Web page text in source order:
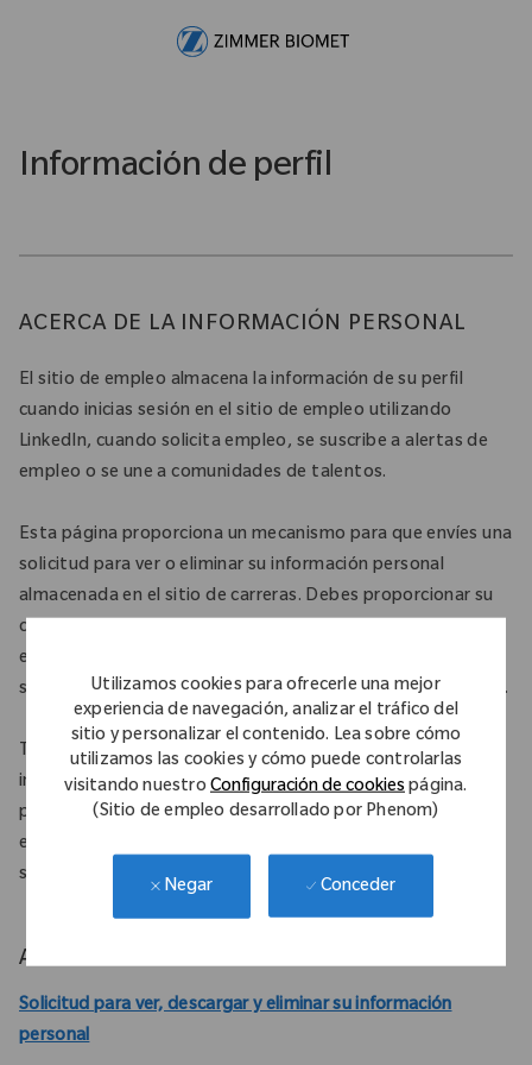
Utilizamos cookies para ofrecerle una mejor
experiencia de navegación, analizar el tráfico del
sitio y personalizar el contenido. Lea sobre cómo
utilizamos las cookies y cómo puede controlarlas
visitando nuestro Configuración de cookies página.
(Sitio de empleo desarrollado por Phenom)
Negar Conceder
Información de perfil
ACERCA DE LA INFORMACIÓN PERSONAL
El sitio de empleo almacena la información de su perfil
cuando inicias sesión en el sitio de empleo utilizando
LinkedIn, cuando solicita empleo, se suscribe a alertas de
empleo o se une a comunidades de talentos.
Esta página proporciona un mecanismo para que envíes una
solicitud para ver o eliminar su información personal
almacenada en el sitio de carreras. Debes proporcionar su
correo electrónico y completar la verificación del correo
electrónico para enviar esta solicitud. Cualquier solicitud
será revisada y respondida dentro de los 30 días siguientes.
Tenga en cuenta que solicitar una eliminación de
información personal eliminará toda la información de su
perfil del sitio de carreras, incluidas las solicitudes de
empleo activas. Esto también eliminará cualquier
suscripción que hayas realizado en el sitio de carreras.
Administrar Información Personal
Solicitud para ver, descargar y eliminar su información
personal